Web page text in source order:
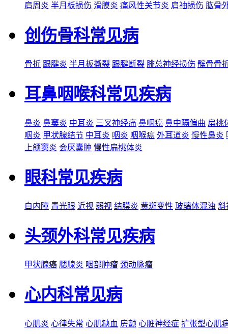
肩周炎 半月板损伤 滑膜炎 痛风性关节炎 肩袖损伤 肱骨
创伤骨科常见病
骨折 跟腱炎 半月板撕裂 跟腱断裂 腓总神经损伤 髌骨骨
耳鼻咽喉科常见疾病
鼻炎 鼻窦炎 中耳炎 三叉神经痛 鼻咽癌 鼻中隔偏曲 扁桃
咽炎 甲状腺结节 中耳炎 咽炎 咽喉癌 外耳道炎 慢性鼻炎
上颌窦炎 会厌囊肿 慢性扁桃体炎
眼科常见疾病
白内障 青光眼 近视 弱视 结膜炎 黄斑变性 玻璃体混浊 斜
头颈外科常见疾病
甲状腺癌 腮腺炎 咽部肿瘤 颈动脉瘤
心内科常见病
心肌炎 心律失常 心肌缺血 房颤 心脏神经症 扩张型心肌